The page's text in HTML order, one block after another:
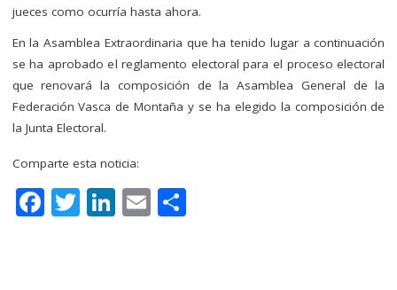
jueces como ocurría hasta ahora.
En la Asamblea Extraordinaria que ha tenido lugar a continuación
se ha aprobado el reglamento electoral para el proceso electoral
que renovará la composición de la Asamblea General de la
Federación Vasca de Montaña y se ha elegido la composición de
la Junta Electoral.
Comparte esta noticia:
F T Li E C